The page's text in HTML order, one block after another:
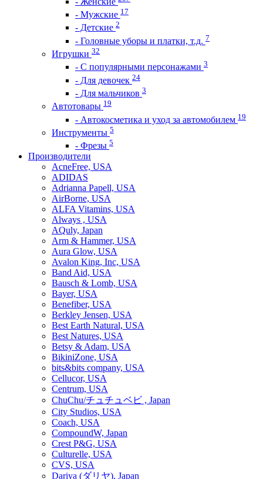
- Мужские 17
- Детские 2
- Головные уборы и платки, т.д. 7
Игрушки 32
- С популярными персонажами 3
- Для девочек 24
- Для мальчиков 3
Автотовары 19
- Автокосметика и уход за автомобилем 19
Инструменты 5
- Фрезы 5
Производители
AcneFree, USA
ADIDAS
Adrianna Papell, USA
AirBorne, USA
ALFA Vitamins, USA
Always , USA
AQuly, Japan
Arm & Hammer, USA
Aura Glow, USA
Avalon King, Inc, USA
Band Aid, USA
Bausch & Lomb, USA
Bayer, USA
Benefiber, USA
Berkley Jensen, USA
Best Earth Natural, USA
Best Natures, USA
Betsy & Adam, USA
BikiniZone, USA
bits&bits company, USA
Cellucor, USA
Centrum, USA
ChuChu/チュチュベビ , Japan
City Studios, USA
Coach, USA
CompoundW, Japan
Crest P&G, USA
Culturelle, USA
CVS, USA
Dariya (ダリヤ), Japan